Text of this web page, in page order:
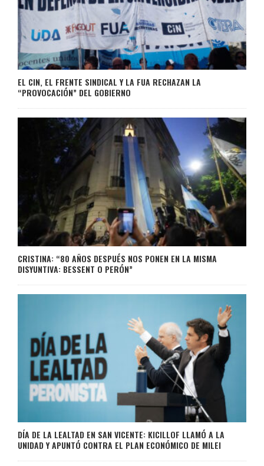
EL CIN, EL FRENTE SINDICAL Y LA FUA RECHAZAN LA
“PROVOCACIÓN” DEL GOBIERNO
CRISTINA: “80 AÑOS DESPUÉS NOS PONEN EN LA MISMA
DISYUNTIVA: BESSENT O PERÓN”
DÍA DE LA LEALTAD EN SAN VICENTE: KICILLOF LLAMÓ A LA
UNIDAD Y APUNTÓ CONTRA EL PLAN ECONÓMICO DE MILEI